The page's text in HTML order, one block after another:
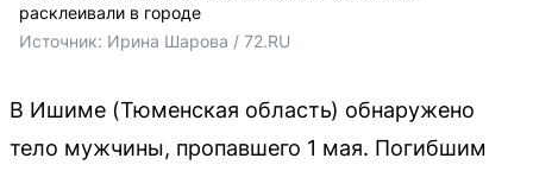
расклеивали в городе
Источник: Ирина Шарова / 72.RU
В Ишиме (Тюменская область) обнаружено
тело мужчины, пропавшего 1 мая. Погибшим